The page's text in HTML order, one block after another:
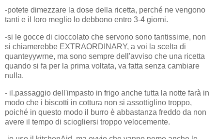
-potete dimezzare la dose della ricetta, perché ne vengono
tanti e il loro meglio lo debbono entro 3-4 giorni.
-si le gocce di cioccolato che servono sono tantissime, non
si chiamerebbe EXTRAORDINARY, a voi la scelta di
quanteyywrne, ma sono sempre dell'avviso che una ricetta
quando si fa per la prima voltata, va fatta senza cambiare
nulla.
- il.passaggio dell'impasto in frigo anche tutta la notte farà in
modo che i biscotti in cottura non si assottiglino troppo,
poiché in questo modo il burro è abbastanza freddo da non
avere il tempo di sciogliersi troppo velocemente.